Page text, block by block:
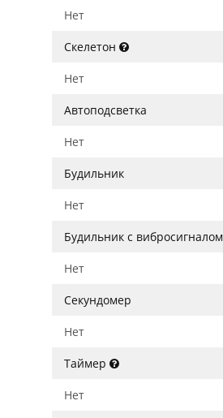
Нет
Скелетон
Нет
Автоподсветка
Нет
Будильник
Нет
Будильник с вибросигналом
Нет
Секундомер
Нет
Таймер
Нет